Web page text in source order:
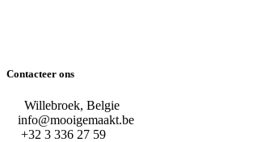
Contacteer ons
Willebroek, Belgie
info@mooigemaakt.be
+32 3 336 27 59